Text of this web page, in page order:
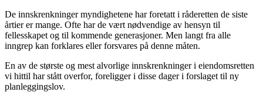
De innskrenkninger myndighetene har foretatt i råderetten de siste
årtier er mange. Ofte har de vært nødvendige av hensyn til
fellesskapet og til kommende generasjoner. Men langt fra alle
inngrep kan forklares eller forsvares på denne måten.
En av de største og mest alvorlige innskrenkninger i eiendomsretten
vi hittil har stått overfor, foreligger i disse dager i forslaget til ny
planleggingslov.